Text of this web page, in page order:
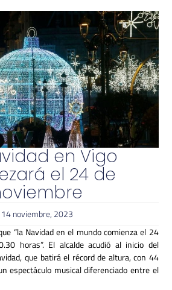
en Vigo
el 24 de
14 noviembre, 2023
“la Navidad en el mundo comienza el 24
horas”. El alcalde acudió al inicio del
que batirá el récord de altura, con 44
espectáculo musical diferenciado entre el